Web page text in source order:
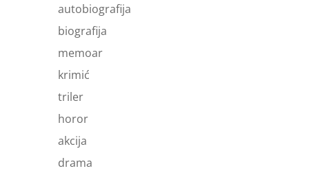
autobiografija
biografija
memoar
krimić
triler
horor
akcija
drama